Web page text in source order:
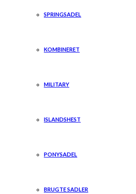
SPRINGSADEL
KOMBINERET
MILITARY
ISLANDSHEST
PONYSADEL
BRUGTE SADLER